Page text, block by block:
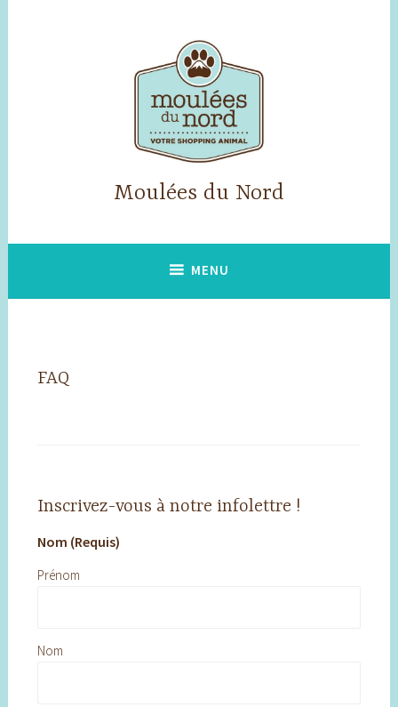
Moulées du Nord
MENU
FAQ
Inscrivez-vous à notre infolettre !
Nom (Requis)
Prénom
Nom